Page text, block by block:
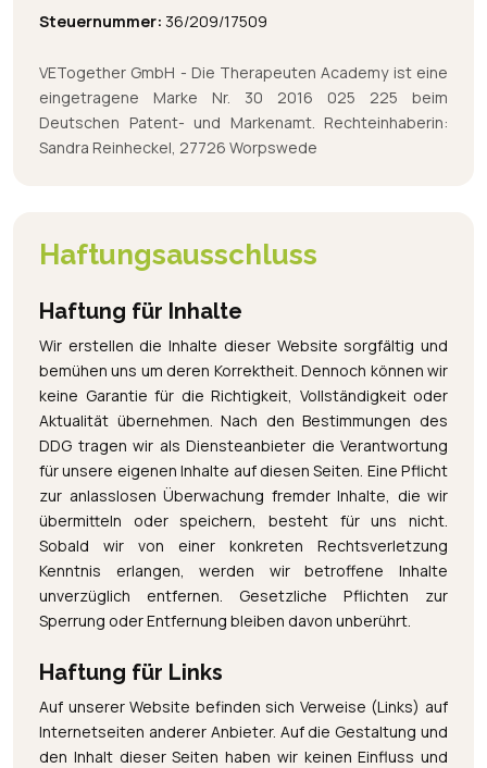
Steuernummer: 36/209/17509
VETogether GmbH - Die Therapeuten Academy ist eine
eingetragene Marke Nr. 30 2016 025 225 beim
Deutschen Patent- und Markenamt. Rechteinhaberin:
Sandra Reinheckel, 27726 Worpswede
Haftungsausschluss
Haftung für Inhalte
Wir erstellen die Inhalte dieser Website sorgfältig und
bemühen uns um deren Korrektheit. Dennoch können wir
keine Garantie für die Richtigkeit, Vollständigkeit oder
Aktualität übernehmen. Nach den Bestimmungen des
DDG tragen wir als Diensteanbieter die Verantwortung
für unsere eigenen Inhalte auf diesen Seiten. Eine Pflicht
zur anlasslosen Überwachung fremder Inhalte, die wir
übermitteln oder speichern, besteht für uns nicht.
Sobald wir von einer konkreten Rechtsverletzung
Kenntnis erlangen, werden wir betroffene Inhalte
unverzüglich entfernen. Gesetzliche Pflichten zur
Sperrung oder Entfernung bleiben davon unberührt.
Haftung für Links
Auf unserer Website befinden sich Verweise (Links) auf
Internetseiten anderer Anbieter. Auf die Gestaltung und
den Inhalt dieser Seiten haben wir keinen Einfluss und